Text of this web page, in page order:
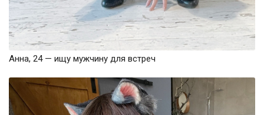
Анна, 24 — ищу мужчину для встреч